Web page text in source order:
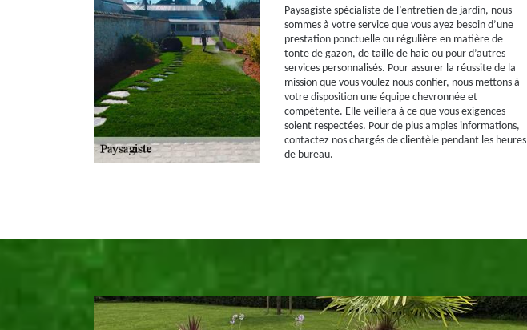
Paysagiste spécialiste de l’entretien de jardin, nous
sommes à votre service que vous ayez besoin d’une
prestation ponctuelle ou régulière en matière de
tonte de gazon, de taille de haie ou pour d’autres
services personnalisés. Pour assurer la réussite de la
mission que vous voulez nous confier, nous mettons à
votre disposition une équipe chevronnée et
compétente. Elle veillera à ce que vous exigences
soient respectées. Pour de plus amples informations,
contactez nos chargés de clientèle pendant les heures
de bureau.